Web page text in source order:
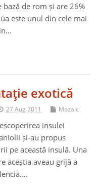
bază de rom și are 26%
este unul din cele mai
exotică
27 Aug 2011 Mozaic
insulei
și-au propus
pe această insulă. Una
aceștia aveau grijă a